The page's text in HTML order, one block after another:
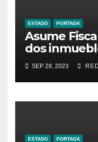
ESTADO PORTADA
Asume
dos
laSEP 28, 2023
ESTADO PORTADA